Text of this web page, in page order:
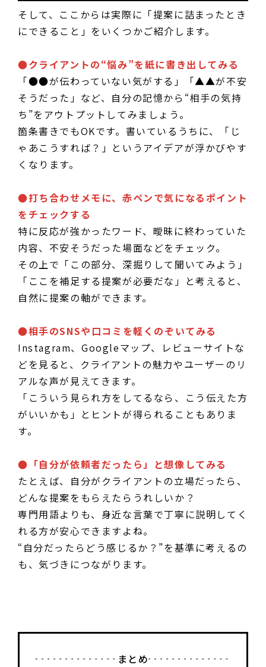
そして、ここからは実際に「提案に詰まったとき
にできること」をいくつかご紹介します。
●クライアントの“悩み”を紙に書き出してみる
「●●が伝わっていない気がする」「▲▲が不安
そうだった」など、自分の記憶から“相手の気持
ち”をアウトプットしてみましょう。
箇条書きでもOKです。書いているうちに、「じ
ゃあこうすれば？」というアイデアが浮かびやす
くなります。
●打ち合わせメモに、赤ペンで気になるポイント
をチェックする
特に反応が強かったワード、曖昧に終わっていた
内容、不安そうだった場面などをチェック。
その上で「この部分、深掘りして聞いてみよう」
「ここを補足する提案が必要だな」と考えると、
自然に提案の軸ができます。
●相手のSNSや口コミを軽くのぞいてみる
Instagram、Googleマップ、レビューサイトな
どを見ると、クライアントの魅力やユーザーのリ
アルな声が見えてきます。
「こういう見られ方をしてるなら、こう伝えた方
がいいかも」とヒントが得られることもありま
す。
●「自分が依頼者だったら」と想像してみる
たとえば、自分がクライアントの立場だったら、
どんな提案をもらえたらうれしいか？
専門用語よりも、身近な言葉で丁寧に説明してく
れる方が安心できますよね。
“自分だったらどう感じるか？”を基準に考えるの
も、気づきにつながります。
まとめ